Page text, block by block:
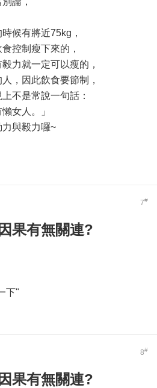
候有將近75kg，
控制瘦下來的，
力就一定可以瘦的，
，因此飲食要節制，
不是常說一句話：
女人。」
與毅力囉~
7#
果有無關連?
下"
8#
果有無關連?